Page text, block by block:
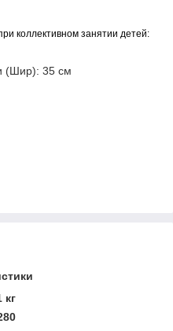
коллективном занятии детей:
(Шир): 35 см
кг